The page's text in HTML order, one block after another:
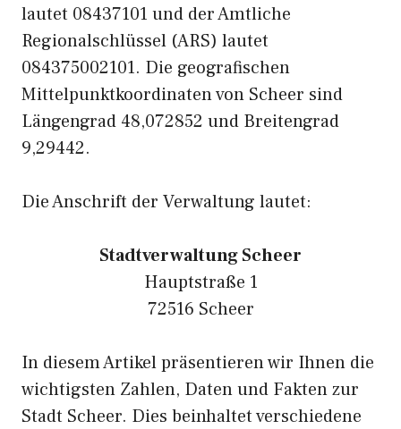
lautet 08437101 und der Amtliche
Regionalschlüssel (ARS) lautet
084375002101. Die geografischen
Mittelpunktkoordinaten von Scheer sind
Längengrad 48,072852 und Breitengrad
9,29442.
Die Anschrift der Verwaltung lautet:
Stadtverwaltung Scheer
Hauptstraße 1
72516 Scheer
In diesem Artikel präsentieren wir Ihnen die
wichtigsten Zahlen, Daten und Fakten zur
Stadt Scheer. Dies beinhaltet verschiedene